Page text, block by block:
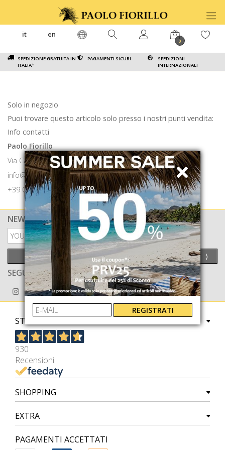
SPEDIZIONE GRATUITA IN
ITALIA*
PAGAMENTI SICURI
SPEDIZIONI
INTERNAZIONALI
it en
0
Solo in negozio
Puoi trovare questo articolo solo presso i nostri punti vendita:
Info contatti
Paolo Fiorillo
Via Calabritto 9 80121 Napoli
info@paolofiorillo.com
+39 081 1857 6024
NEWSLETTER
PRIVACY POLICY
INVIA ⟩
SEGUICI ANCHE SU
STORE
930
Recensioni
SHOPPING
EXTRA
PAGAMENTI ACCETTATI
REGISTRATI